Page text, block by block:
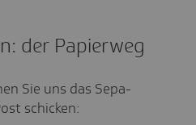
der Papierweg
Sie uns das Sepa-
schicken: